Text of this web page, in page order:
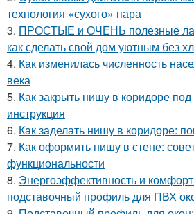
технология «сухого» пара
3. ПРОСТЫЕ и ОЧЕНЬ полезные
как сделать свой дом уютным без
4. Как изменилась численность
века
5. Как закрыть нишу в коридоре
инструкция
6. Как заделать нишу в коридоре:
7. Как оформить нишу в стене:
функциональности
8. Энергоэффективность и
подставочный профиль для ПВХ